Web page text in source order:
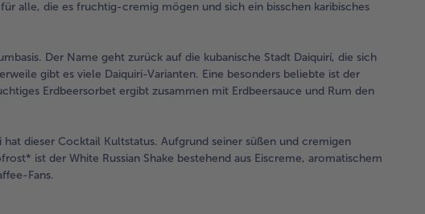
alle, die es fruchtig-cremig mögen und sich ein bisschen karibisches
Der Name geht zurück auf die kubanische Stadt Daiquirí, die sich
gibt es viele Daiquiri-Varianten. Eine besonders beliebte ist der
Erdbeersorbet ergibt zusammen mit Erdbeersauce und Rum den
dieser Cocktail Kultstatus. Aufgrund seiner süßen und cremigen
ist der White Russian Shake bestehend aus Eiscreme, aromatischem
Fans.